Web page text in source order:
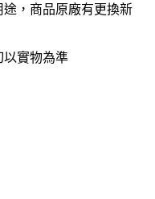
，商品原廠有更換新
實物為準